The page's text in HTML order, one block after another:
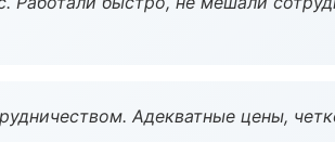
Адекватные цены,